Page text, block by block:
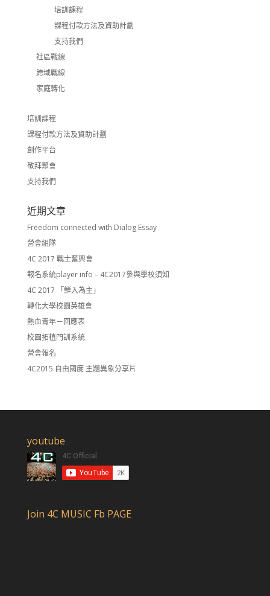
培訓課程
課程付款方法及資助計劃
支持我們
社區戰線
跨域戰線
家庭轉化
培訓課程
課程付款方法及資助計劃
創作平台
敬拜聚會
支持我們
近期文章
Freedom connected with Dialog Essay
營會組隊
4C 2017 戰士奮興會
報名系統player info – 4C2017參與學校須知
4C 2017 「鮮入為主」
轉化大學校園英雄會
熱血青年－回應表
校園拓植門訓系統
營會報名
4C2015 自由國度 主題異象分享片
youtube
Join 4C MUSIC Fb PAGE